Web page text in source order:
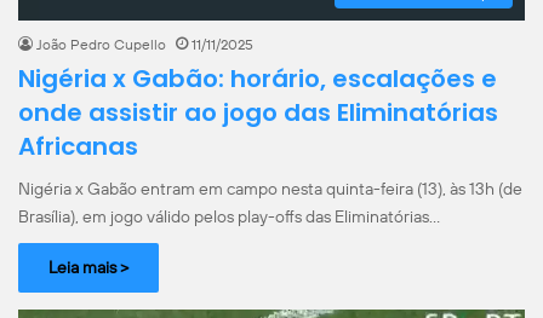
João Pedro Cupello 11/11/2025
Nigéria x Gabão: horário, escalações e
onde assistir ao jogo das Eliminatórias
Africanas
Nigéria x Gabão entram em campo nesta quinta-feira (13), às 13h (de
Brasília), em jogo válido pelos play-offs das Eliminatórias…
Leia mais >